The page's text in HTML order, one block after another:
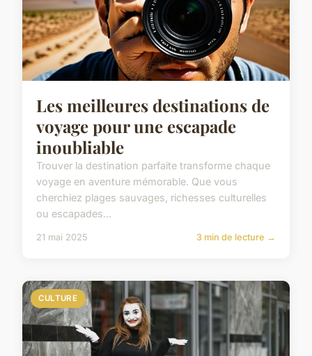
Les meilleures destinations de
voyage pour une escapade
inoubliable
Trouver la destination parfaite transforme chaque
voyage en aventure mémorable. Que vous
cherchiez plages sauvages, richesses culturelles
ou escapades...
21 mai 2025 3 min de lecture →
CULTURE